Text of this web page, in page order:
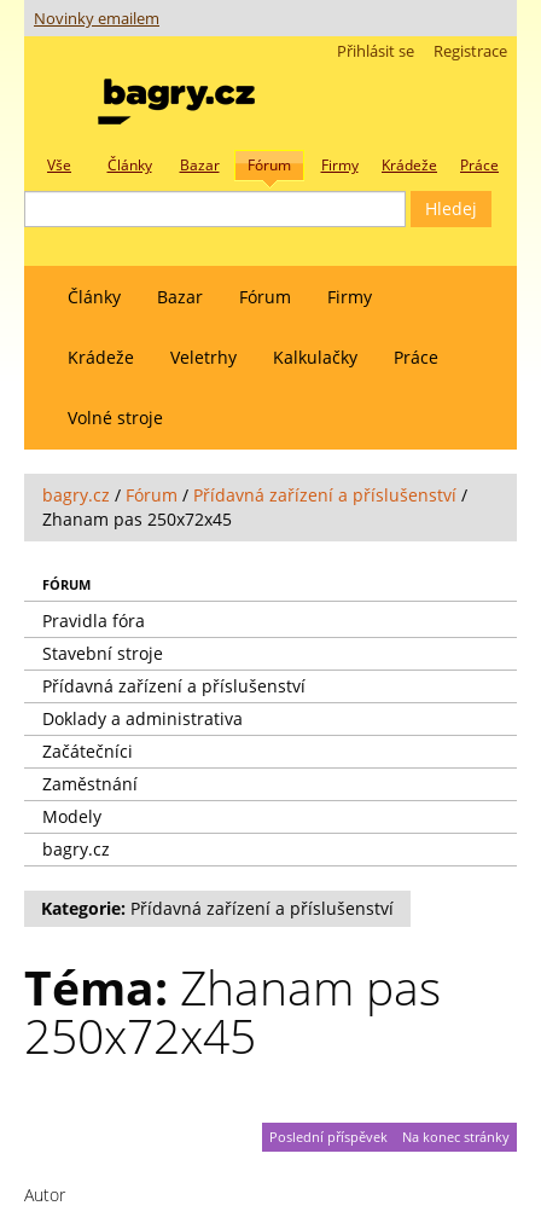
Novinky emailem
Registrace
Přihlásit se
Vše Články Bazar Fórum Firmy Krádeže Práce
Články Bazar Fórum Firmy
Krádeže Veletrhy Kalkulačky Práce
Volné stroje
bagry.cz / Fórum / Přídavná zařízení a příslušenství /
Zhanam pas 250x72x45
FÓRUM
Pravidla fóra
Stavební stroje
Přídavná zařízení a příslušenství
Doklady a administrativa
Začátečníci
Zaměstnání
Modely
bagry.cz
Kategorie: Přídavná zařízení a příslušenství
Téma: Zhanam pas
250x72x45
Na konec stránky
Poslední příspěvek
Autor